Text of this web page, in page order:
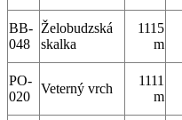
BB-
048
Želobudzská
skalka
1115
m
PO-
020
Veterný vrch
1111
m